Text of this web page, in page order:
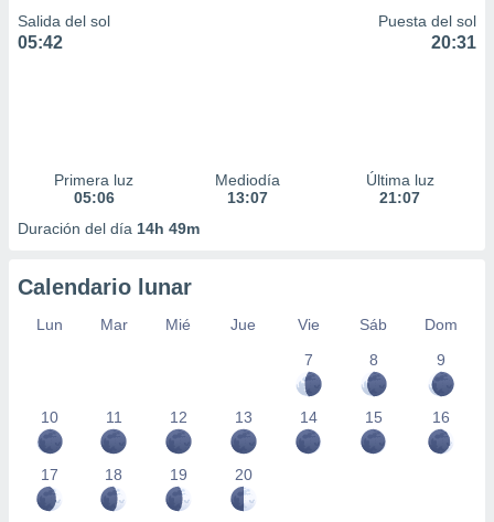
Salida del sol
05:42
Puesta del sol
20:31
Primera luz
05:06
Mediodía
13:07
Última luz
21:07
Duración del día 14h 49m
Calendario lunar
Lun Mar Mié Jue Vie Sáb
Dom
7
8 9
10 11 12 13 14 15 16
17 18 19 20